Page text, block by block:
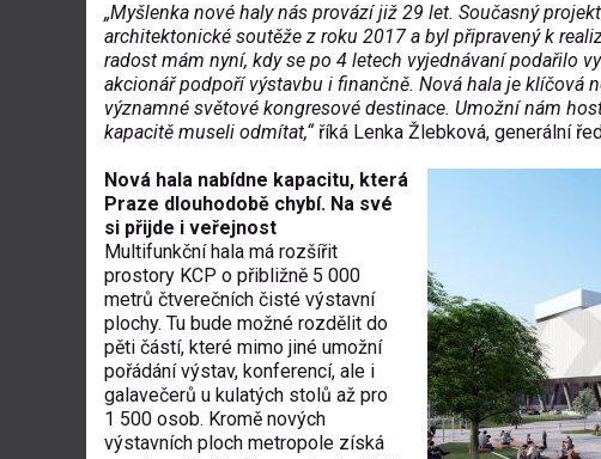
„Myšlenka nové haly nás provází již 29 let. Současný
architektonické soutěže z roku 2017 a byl připravený k
radost mám nyní, kdy se po 4 letech vyjednávaní podařilo
akcionář podpoří výstavbu i finančně. Nová hala je klíčová
významné světové kongresové destinace. Umožní nám
kapacitě museli odmítat,“ říká Lenka Žlebková, generální
Nová hala nabídne kapacitu, která
Praze dlouhodobě chybí. Na své
si přijde i veřejnost
Multifunkční hala má rozšířit
prostory KCP o přibližně 5 000
metrů čtverečních čisté výstavní
plochy. Tu bude možné rozdělit do
pěti částí, které mimo jiné umožní
pořádání výstav, konferencí, ale i
galavečerů u kulatých stolů až pro
1 500 osob. Kromě nových
výstavních ploch metropole získá